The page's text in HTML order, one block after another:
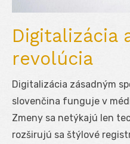
Digitalizácia
revolúcia
Digitalizácia zásadným
slovenčina funguje v
Zmeny sa netýkajú len
rozširujú sa štýlové